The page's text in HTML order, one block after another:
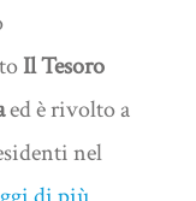
Il Tesoro
ed è rivolto a
nel